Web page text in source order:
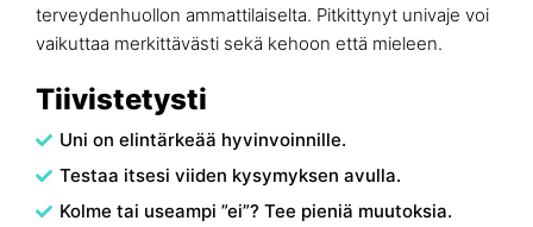
terveydenhuollon ammattilaiselta. Pitkittynyt univaje voi
vaikuttaa merkittävästi sekä kehoon että mieleen.
Tiivistetysti
Uni on elintärkeää hyvinvoinnille.
Testaa itsesi viiden kysymyksen avulla.
Kolme tai useampi ”ei”? Tee pieniä muutoksia.